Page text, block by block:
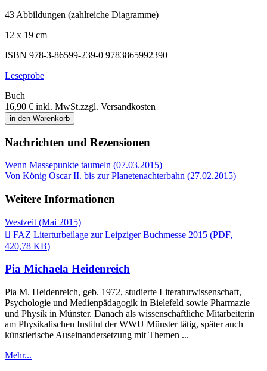
43 Abbildungen (zahlreiche Diagramme)
12 x 19 cm
ISBN 978-3-86599-239-0 9783865992390
Leseprobe
Buch
16,90 € inkl. MwSt.zzgl. Versandkosten
in den Warenkorb
Nachrichten und Rezensionen
Wenn Massepunkte taumeln (07.03.2015)
Von König Oscar II. bis zur Planetenachterbahn (27.02.2015)
Weitere Informationen
Westzeit (Mai 2015)
 FAZ Literturbeilage zur Leipziger Buchmesse 2015 (PDF,
420,78 KB)
Pia Michaela Heidenreich
Pia M. Heidenreich, geb. 1972, studierte Literaturwissenschaft,
Psychologie und Medienpädagogik in Bielefeld sowie Pharmazie
und Physik in Münster. Danach als wissenschaftliche Mitarbeiterin
am Physikalischen Institut der WWU Münster tätig, später auch
künstlerische Auseinandersetzung mit Themen ...
Mehr...